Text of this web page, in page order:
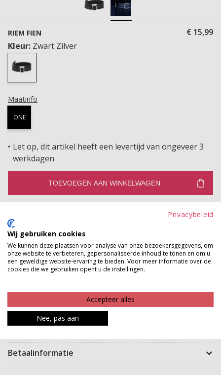
RIEM FIEN
€ 15,99
Kleur: Zwart Zilver
Maatinfo
ONE
Let op, dit artikel heeft een levertijd van ongeveer 3
werkdagen
TOEVOEGEN AAN WINKELWAGEN
Bekijk voorraad winkel
Maak een statement met deze te gekke look -a- like
opvallende sluiting. Leuk om in je taille te dragen om zo
meer silhouet te creëren.
Betaalinformatie
Privacybeleid
Wij gebruiken cookies
We kunnen deze plaatsen voor analyse van onze bezoekersgegevens, om
onze website te verbeteren, gepersonaliseerde inhoud te tonen en om u
een geweldige website-ervaring te bieden. Voor meer informatie over de
cookies die we gebruiken opent u de instellingen.
Accepteer alles
Nee, pas aan